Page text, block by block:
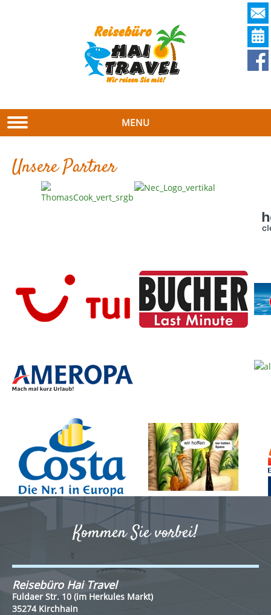
MENU
Unsere Partner
Kommen Sie vorbei!
Reisebüro Hai Travel
Fuldaer Str. 10 (im Herkules Markt)
35274 Kirchhain